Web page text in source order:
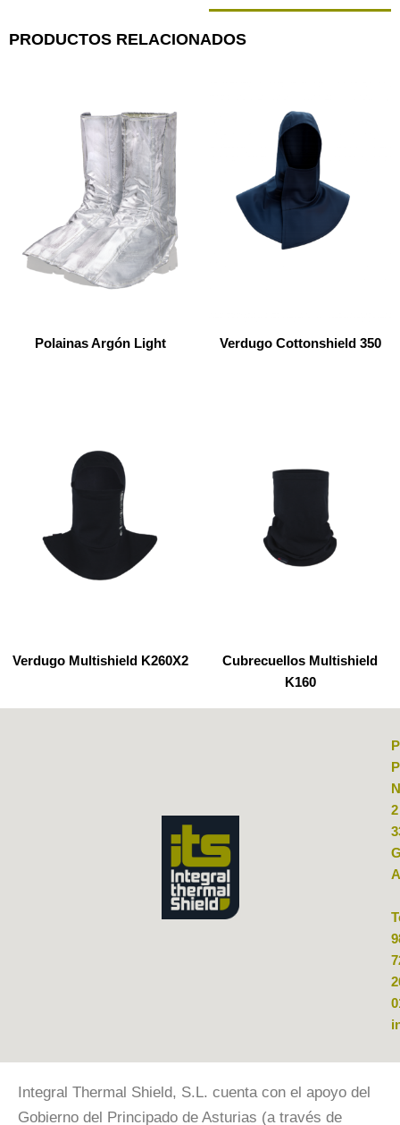
PRODUCTOS RELACIONADOS
Polainas Argón Light Verdugo Cottonshield 350
Verdugo Multishield K260X2
Cubrecuellos Multishield
K160
2
Integral Thermal Shield, S.L. cuenta con el apoyo del
Gobierno del Principado de Asturias (a través de